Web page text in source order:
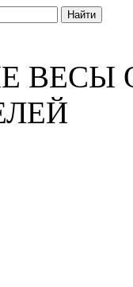
ВЕСЫ